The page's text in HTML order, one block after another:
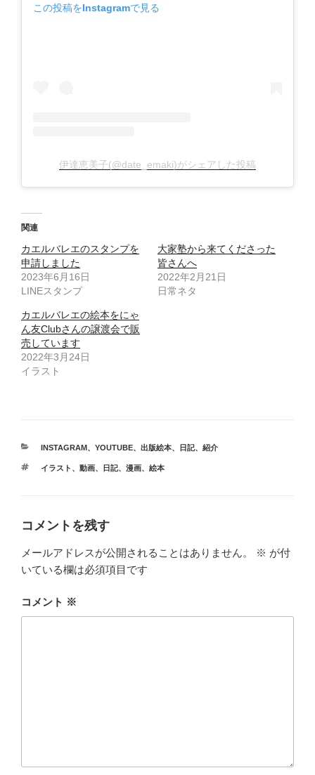
この投稿をInstagramで見る
伊達恵美子(@date_emaki)がシェアした投稿
関連
カエルバレエのスタンプを
申請しました
2023年6月16日
LINEスタンプ
大家塾から来てくださった
皆さんへ
2022年2月21日
日常ネタ
カエルバレエの絵本をにゃ
ん友Clubさんの譲渡会で販
売しています
2022年3月24日
イラスト
カ
ゴ
INSTAGRAM、 YOUTUBE、 出版絵本、 日記、 紹介
タ
イラスト 、 動画、 日記、 漫画、 絵本
コメントを残す
メールアドレスが公開されることはありません。 ※ が付
いている欄は必須項目です
コメント ※